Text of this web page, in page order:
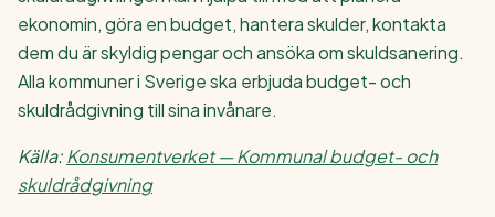
ekonomin, göra en budget, hantera skulder, kontakta
dem du är skyldig pengar och ansöka om skuldsanering.
Alla kommuner i Sverige ska erbjuda budget- och
skuldrådgivning till sina invånare.
Källa:Konsumentverket — Kommunal budget- och
skuldrådgivning